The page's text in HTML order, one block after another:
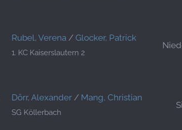
Rubel, Verena / Glocker, Patrick
1. KC Kaiserslautern 2
Dörr, Alexander / Mang, Christian
SG Köllerbach